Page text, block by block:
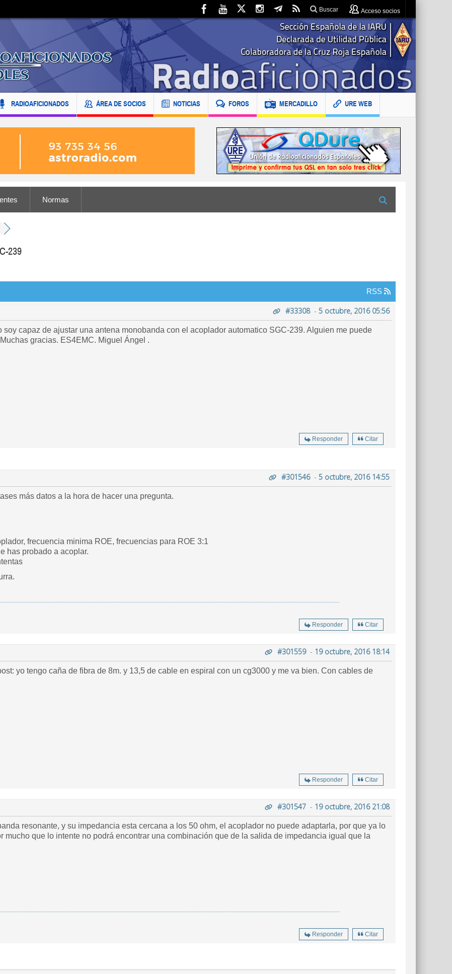
Buscar Acceso socios
RADIOAFICIONADOS ÁREA DE SOCIOS NOTICIAS FOROS MERCADILLO URE WEB
Normas
239
RSS
#33308- 5 octubre, 2016 05:56
soy capaz de ajustar una antena monobanda con el acoplador automatico SGC-239. Alguien me puede
gracias. ES4EMC. Miguel Ángel .
Responder Citar
#301546- 5 octubre, 2016 14:55
más datos a la hora de hacer una pregunta.
frecuencia minima ROE, frecuencias para ROE 3:1
has probado a acoplar.
Responder Citar
#301559- 19 octubre, 2016 18:14
yo tengo caña de fibra de 8m. y 13,5 de cable en espiral con un cg3000 y me va bien. Con cables de
Responder Citar
#301547 - 19 octubre, 2016 21:08
resonante, y su impedancia esta cercana a los 50 ohm, el acoplador no puede adaptarla, por que ya lo
mucho que lo intente no podrá encontrar una combinación que de la salida de impedancia igual que la
Responder Citar